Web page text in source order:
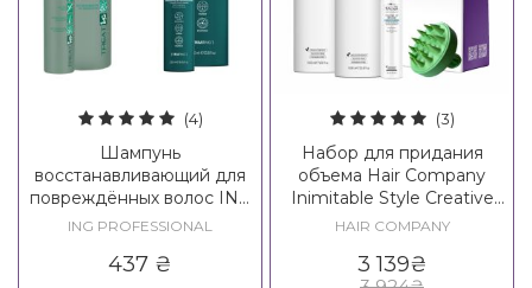
(4)
Шампунь
восстанавливающий для
повреждённых волос ING
Treating Reconstruction
ING PROFESSIONAL
437 ₴
(3)
Набор для придания
объема Hair Company
Inimitable Style Creative
Inspiration Density Hair Kit
HAIR COMPANY
3 139₴